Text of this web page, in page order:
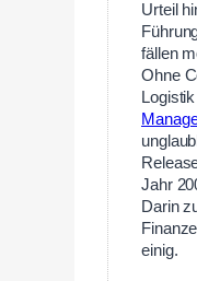
Urteil
fällen
Ohne
Jahr
Darin
einig.